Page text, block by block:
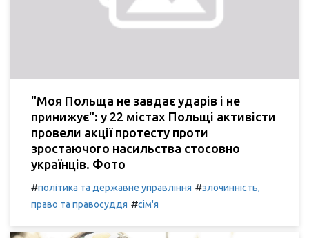
"Моя Польща не завдає ударів і не
принижує": у 22 містах Польщі активісти
провели акції протесту проти
зростаючого насильства стосовно
українців. Фото
#політика та державне управління #злочинність,
право та правосуддя #сім'я